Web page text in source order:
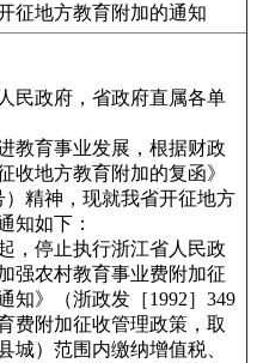
征地方教育附加的通知
民政府，省政府直属各单
教育事业发展，根据财政
收地方教育附加的复函》
）精神，现就我省开征地方
知如下：
，停止执行浙江省人民政
强农村教育事业费附加征
知》（浙政发［1992］349
费附加征收管理政策，取
城）范围内缴纳增值税、